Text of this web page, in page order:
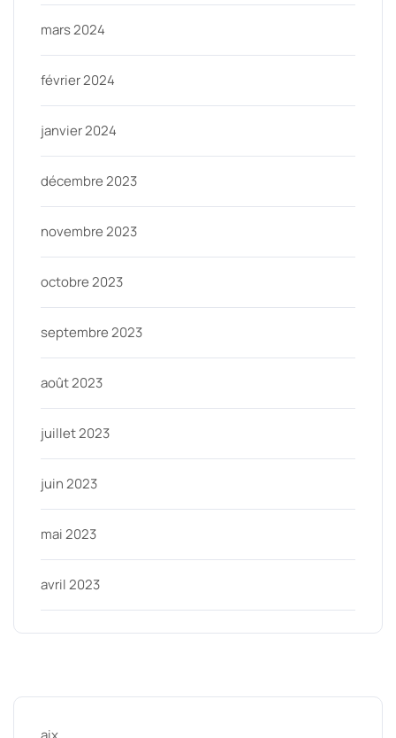
mars 2024
février 2024
janvier 2024
décembre 2023
novembre 2023
octobre 2023
septembre 2023
août 2023
juillet 2023
juin 2023
mai 2023
avril 2023